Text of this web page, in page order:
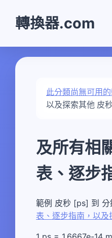
轉換器.com
此分類尚無可用的
以及探索其他 皮
及所有相
表、逐步
範例 皮秒 [ps] 到
表、逐步指南，以